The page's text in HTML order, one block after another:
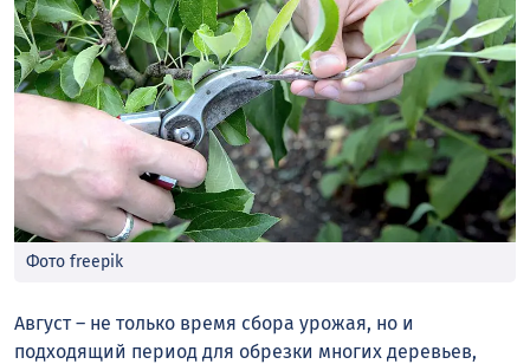
Фото freepik
Август – не только время сбора урожая, но и
подходящий период для обрезки многих деревьев,